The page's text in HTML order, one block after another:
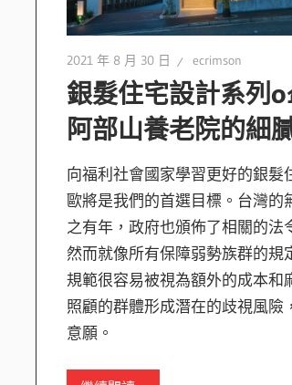
2021 年 8 月 30 日 ecrimson
銀髮住宅設計系列
阿部山養老院的細
向福利社會國家學習更好的銀髮
歐將是我們的首選目標。台灣的
之有年，政府也頒佈了相關的法
然而就像所有保障弱勢族群的規
規範很容易被視為額外的成本和
照顧的群體形成潛在的歧視風險
意願。